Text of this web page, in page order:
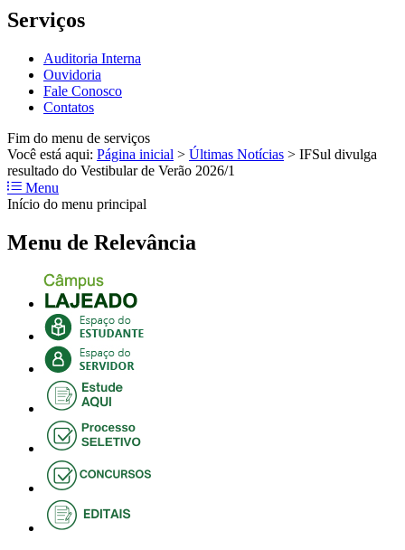
Serviços
Auditoria Interna
Ouvidoria
Fale Conosco
Contatos
Fim do menu de serviços
Você está aqui: Página inicial > Últimas Notícias > IFSul divulga
resultado do Vestibular de Verão 2026/1
Menu
Início do menu principal
Menu de Relevância